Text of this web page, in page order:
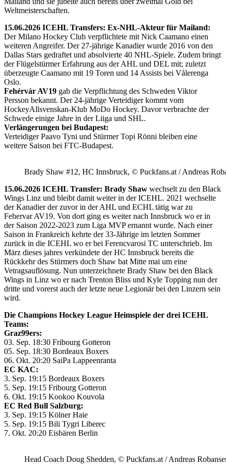
Weltmeisterschaften.
15.06.2026 ICEHL Transfers: Ex-NHL-Akteur für Mailand:
Der Milano Hockey Club verpflichtete mit Nick Caamano einen
weiteren Angreifer. Der 27-jährige Kanadier wurde 2016 von den
Dallas Stars gedraftet und absolvierte 40 NHL-Spiele. Zudem bringt
der Flügelstürmer Erfahrung aus der AHL und DEL mit; zuletzt
überzeugte Caamano mit 19 Toren und 14 Assists bei Vålerenga
Oslo.
Fehérvár AV19 gab die Verpflichtung des Schweden Viktor
Persson bekannt. Der 24-jährige Verteidiger kommt vom
HockeyAllsvenskan-Klub MoDo Hockey. Davor verbrachte der
Schwede einige Jahre in der Liiga und SHL.
Verlängerungen bei Budapest:
Verteidiger Paavo Tyni und Stürmer Topi Rönni bleiben eine
weitere Saison bei FTC-Budapest.
Brady Shaw #12, HC Innsbruck, © Puckfans.at / Andreas
15.06.2026 ICEHL Transfer: Brady Shaw wechselt zu den Black
Wings Linz und bleibt damit weiter in der ICEHL. 2021 wechselte
der Kanadier der zuvor in der AHL und ECHL tätig war zu
Fehervar AV19. Von dort ging es weiter nach Innsbruck wo er in
der Saison 2022-2023 zum Liga MVP ernannt wurde. Nach einer
Saison in Frankreich kehrte der 33-Jährige im letzten Sommer
zurück in die ICEHL wo er bei Ferencvarosi TC unterschrieb. Im
März dieses jahres verkündete der HC Innsbruck bereits die
Rückkehr des Stürmers doch Shaw bat Mitte mai um eine
Vetragsauflösung. Nun unterzeichnete Brady Shaw bei den Black
Wings in Linz wo er nach Trenton Bliss und Kyle Topping nun der
dritte und vorerst auch der letzte neue Legionär bei den Linzern sein
wird.
Die Champions Hockey League Heimspiele der drei ICEHL
Teams:
Graz99ers:
03. Sep. 18:30 Fribourg Gotteron
05. Sep. 18:30 Bordeaux Boxers
06. Okt. 20:20 SaiPa Lappeenranta
EC KAC:
3. Sep. 19:15 Bordeaux Boxers
5. Sep. 19:15 Fribourg Gotteron
6. Okt. 19:15 Kookoo Kouvola
EC Red Bull Salzburg:
3. Sep. 19:15 Kölner Haie
5. Sep. 19:15 Bili Tygri Liberec
7. Okt. 20:20 Eisbären Berlin
Head Coach Doug Shedden, © Puckfans.at / Andreas